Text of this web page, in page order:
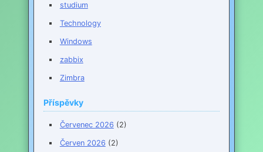
studium
Technology
Windows
zabbix
Zimbra
Příspěvky
Červenec 2026 (2)
Červen 2026 (2)